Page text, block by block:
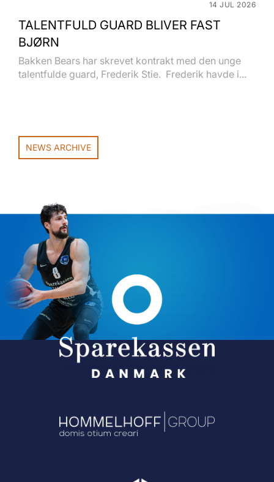
14 JUL 2026
TALENTFULD GUARD BLIVER FAST
BJØRN
Bakken Bears har skrevet kontrakt med den unge
talentfulde guard, Frederik Stie. Frederik havde i...
NEWS ARCHIVE